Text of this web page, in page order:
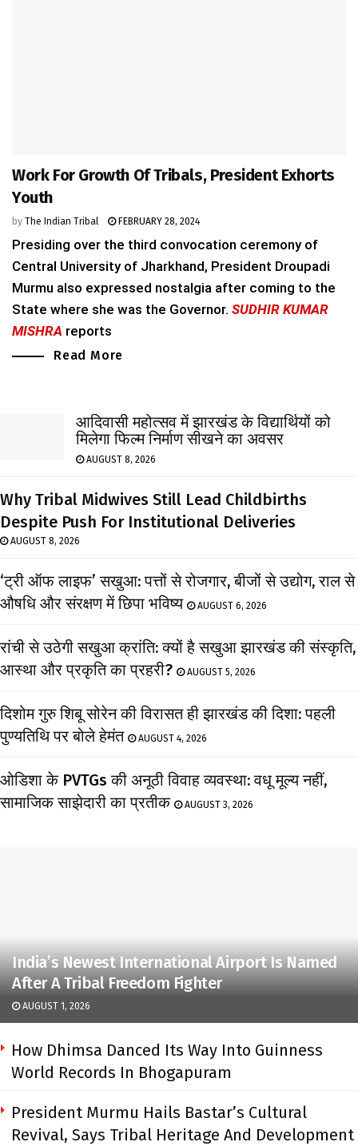
Work For Growth Of Tribals, President Exhorts
Youth
by The Indian Tribal FEBRUARY 28, 2024
Presiding over the third convocation ceremony of
Central University of Jharkhand, President Droupadi
Murmu also expressed nostalgia after coming to the
State where she was the Governor. SUDHIR KUMAR
MISHRA reports
Read More
आदिवासी महोत्सव में झारखंड के विद्यार्थियों को
मिलेगा फिल्म निर्माण सीखने का अवसर
AUGUST 8, 2026
Why Tribal Midwives Still Lead Childbirths
Despite Push For Institutional Deliveries
AUGUST 8, 2026
‘ट्री ऑफ लाइफ’ सखुआ: पत्तों से रोजगार, बीजों से उद्योग, राल से
औषधि और संरक्षण में छिपा भविष्य
AUGUST 6, 2026
रांची से उठेगी सखुआ क्रांति: क्यों है सखुआ झारखंड की संस्कृति,
आस्था और प्रकृति का प्रहरी?
AUGUST 5, 2026
दिशोम गुरु शिबू सोरेन की विरासत ही झारखंड की दिशा: पहली
पुण्यतिथि पर बोले हेमंत
AUGUST 4, 2026
ओडिशा के PVTGs की अनूठी विवाह व्यवस्था: वधू मूल्य नहीं,
सामाजिक साझेदारी का प्रतीक
AUGUST 3, 2026
India’s Newest International Airport Is Named
After A Tribal Freedom Fighter
AUGUST 1, 2026
How Dhimsa Danced Its Way Into Guinness
World Records In Bhogapuram
President Murmu Hails Bastar’s Cultural
Revival, Says Tribal Heritage And Development